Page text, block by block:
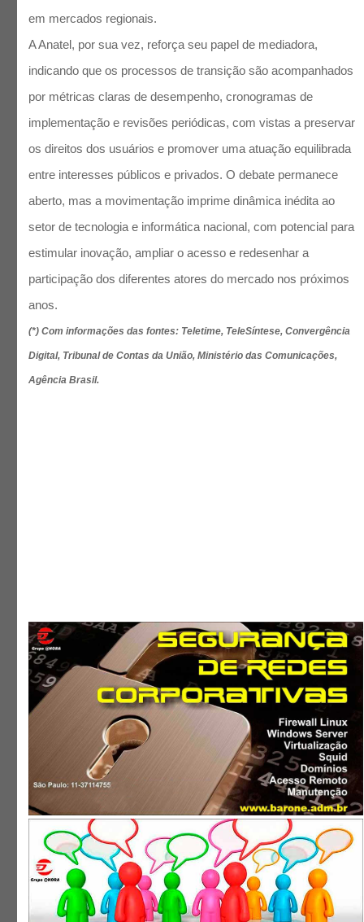
em mercados regionais.
A Anatel, por sua vez, reforça seu papel de mediadora,
indicando que os processos de transição são acompanhados
por métricas claras de desempenho, cronogramas de
implementação e revisões periódicas, com vistas a preservar
os direitos dos usuários e promover uma atuação equilibrada
entre interesses públicos e privados. O debate permanece
aberto, mas a movimentação imprime dinâmica inédita ao
setor de tecnologia e informática nacional, com potencial para
estimular inovação, ampliar o acesso e redesenhar a
participação dos diferentes atores do mercado nos próximos
anos.
(*) Com informações das fontes: Teletime, TeleSíntese, Convergência
Digital, Tribunal de Contas da União, Ministério das Comunicações,
Agência Brasil.